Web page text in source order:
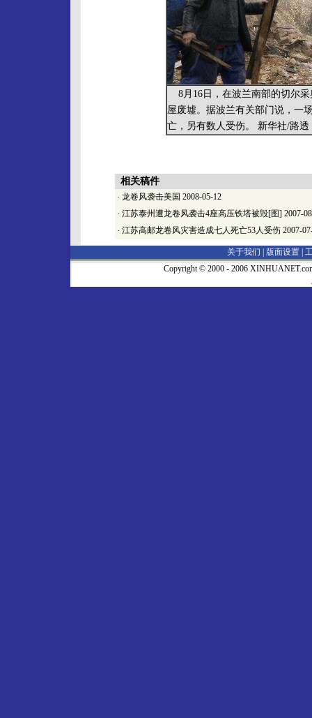
8月16日，在波兰南部的切尔
屋废墟。据波兰有关部门说，一
亡，另有数人受伤。 新华社/路透
相关稿件
· 龙卷风袭击美国 2008-05-12
· 江苏泰州遭龙卷风袭击4座高压铁塔被毁[图] 2007-
· 江苏高邮龙卷风灾害造成七人死亡53人受伤 2007-
关于我们 | 版面设置
Copyright © 2000 - 2006